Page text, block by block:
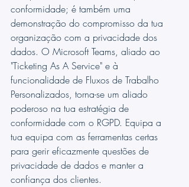
conformidade; é também uma
demonstração do compromisso da tua
organização com a privacidade dos
dados. O Microsoft Teams, aliado ao
"Ticketing As A Service" e à
funcionalidade de Fluxos de Trabalho
Personalizados, torna-se um aliado
poderoso na tua estratégia de
conformidade com o RGPD. Equipa a
tua equipa com as ferramentas certas
para gerir eficazmente questões de
privacidade de dados e manter a
confiança dos clientes.